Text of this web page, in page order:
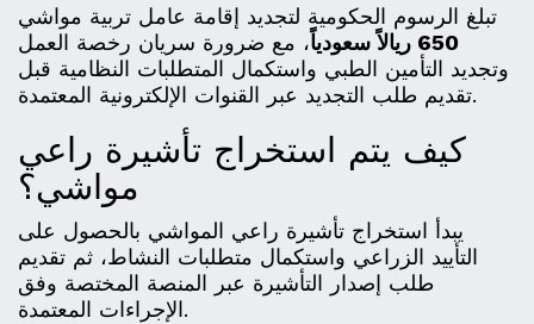
تبلغ الرسوم الحكومية لتجديد إقامة عامل تربية مواشي
650 ريالاً سعودياً
، مع ضرورة سريان رخصة العمل
وتجديد التأمين الطبي واستكمال المتطلبات النظامية قبل
تقديم طلب التجديد عبر القنوات الإلكترونية المعتمدة.
كيف يتم استخراج تأشيرة راعي
مواشي؟
يبدأ استخراج تأشيرة راعي المواشي بالحصول على
التأييد الزراعي واستكمال متطلبات النشاط، ثم تقديم
طلب إصدار التأشيرة عبر المنصة المختصة وفق
الإجراءات المعتمدة.